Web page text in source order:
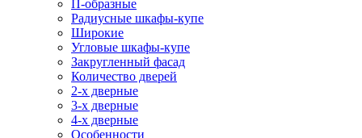
П-образные
Радиусные шкафы-купе
Широкие
Угловые шкафы-купе
Закругленный фасад
Количество дверей
2-х дверные
3-х дверные
4-х дверные
Особенности